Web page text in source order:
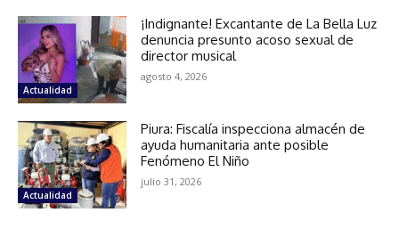
Actualidad
¡Indignante! Excantante de La Bella Luz
denuncia presunto acoso sexual de
director musical
agosto 4, 2026
Actualidad
Piura: Fiscalía inspecciona almacén de
ayuda humanitaria ante posible
Fenómeno El Niño
julio 31, 2026